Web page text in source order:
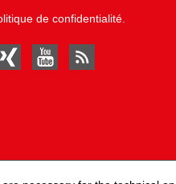
de confidentialité
in Xing youtube